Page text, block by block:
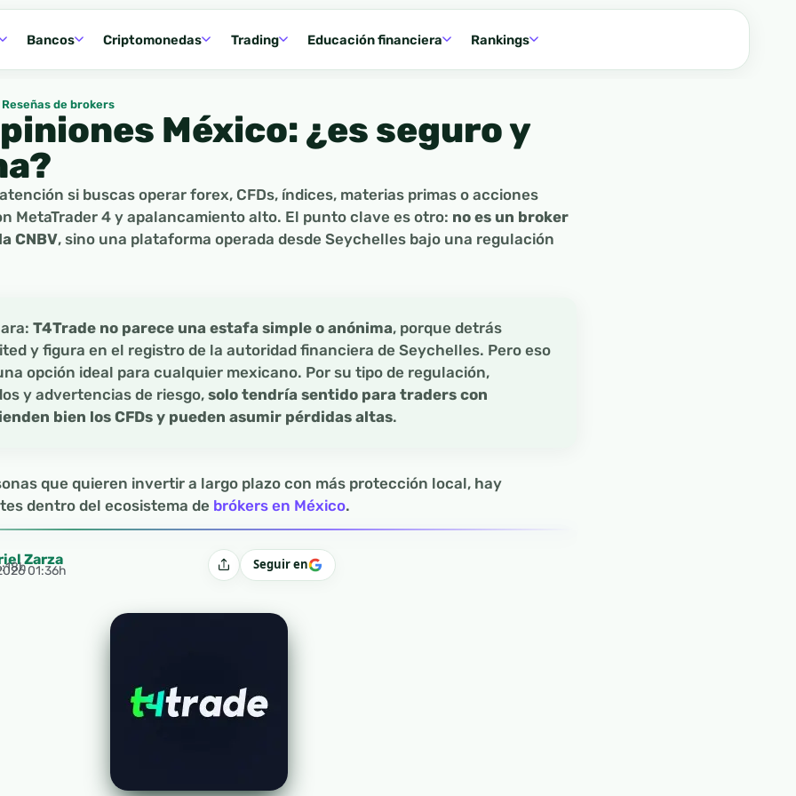
Bancos Criptomonedas Trading Educación financiera Rankings
Reseñas de brokers
México: ¿es seguro y
si buscas operar forex, CFDs, índices, materias primas o acciones
MetaTrader 4 y apalancamiento alto. El punto clave es otro: no es un broker
CNBV, sino una plataforma operada desde Seychelles bajo una regulación
T4Trade no parece una estafa simple o anónima, porque detrás
y figura en el registro de la autoridad financiera de Seychelles. Pero eso
opción ideal para cualquier mexicano. Por su tipo de regulación,
y advertencias de riesgo, solo tendría sentido para traders con
bien los CFDs y pueden asumir pérdidas altas.
que quieren invertir a largo plazo con más protección local, hay
dentro del ecosistema de brókers en México.
Zarza
01:36h CompartirSeguir en